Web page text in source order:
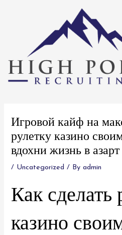
Игровой кайф на
рулетку казино
вдохни жизнь в азарт
/ Uncategorized / Byadmin
Как сделать
казино